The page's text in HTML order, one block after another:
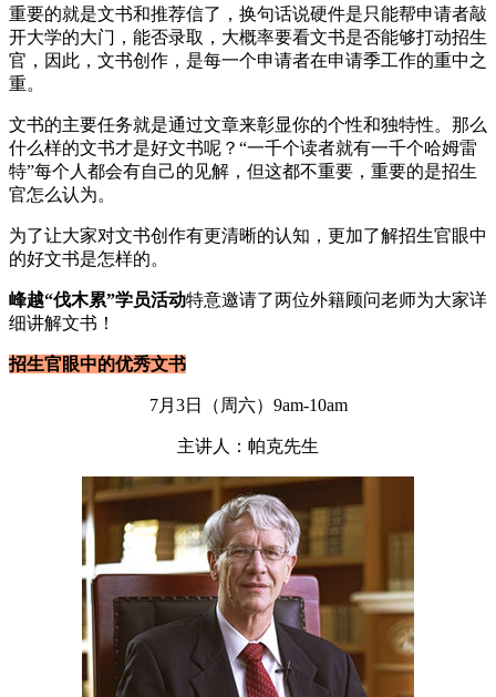
重要的就是文书和推荐信了，换句话说硬件是只能帮申请者敲
开大学的大门，能否录取，大概率要看文书是否能够打动招生
官，因此，文书创作，是每一个申请者在申请季工作的重中之
重。
文书的主要任务就是通过文章来彰显你的个性和独特性。那么
什么样的文书才是好文书呢？“一千个读者就有一千个哈姆雷
特”每个人都会有自己的见解，但这都不重要，重要的是招生
官怎么认为。
为了让大家对文书创作有更清晰的认知，更加了解招生官眼中
的好文书是怎样的。
峰越“伐木累”学员活动特意邀请了两位外籍顾问老师为大家详
细讲解文书！
招生官眼中的优秀文书
7月3日（周六）9am-10am
主讲人：帕克先生